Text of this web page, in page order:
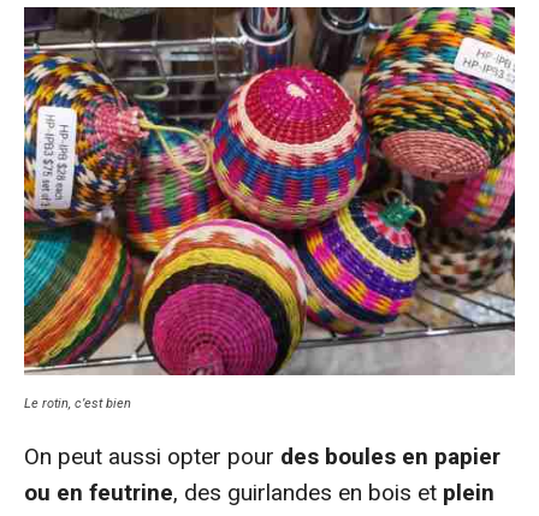
Le rotin, c’est bien
On peut aussi opter pour des boules en papier
ou en feutrine, des guirlandes en bois et plein